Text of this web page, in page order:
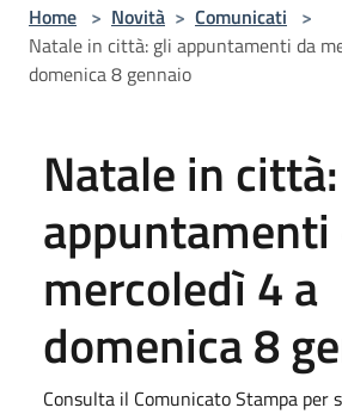
Home > Novità > Comunicati >
Natale in città: gli appuntamenti da
domenica 8 gennaio
Natale in
appuntamenti
mercoledì 4 a
domenica 8
Consulta il Comunicato Stampa per